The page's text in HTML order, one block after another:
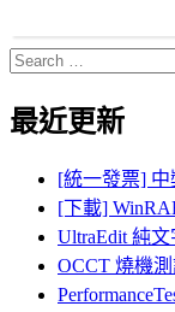
Search
for:
最近更新
[統一發票] 中
[下載]
UltraEdit 純
OCCT 燒機